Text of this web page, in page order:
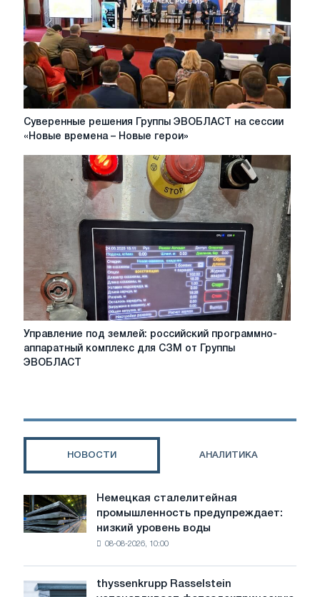
сечения
от
Группы
ЭВОБЛАСТ
и
«ПИК
Майнинг»
Суверенные
решения
ЭВОБЛАСТ
сессии
«Новые
времена
Новые
герои»
Суверенные решения Группы ЭВОБЛАСТ на сессии
«Новые времена – Новые герои»
Управление
под
землей:
комплекс
Управление под землей: российский программно-
аппаратный комплекс для СЗМ от Группы
ЭВОБЛАСТ
НОВОСТИ АНАЛИТИКА
Немецкая
сталелитейная
промышленность
предупреждает:
воды
Немецкая сталелитейная
промышленность предупреждает:
низкий уровень воды
08-08-2026, 10:00
thyssenkrupp
thyssenkrupp Rasselstein